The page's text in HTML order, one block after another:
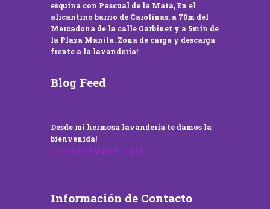
esquina con Pascual de la Mata, En el
alicantino barrio de Carolinas, a 70m del
Mercadona de la calle Garbinet y a 5min de
la Plaza Manila. Zona de carga y descarga
frente a la lavandería!
Blog Feed
Desde mi hermosa lavandería te damos la
bienvenida!
22 NOVIEMBRE, 2016
Información de Contacto